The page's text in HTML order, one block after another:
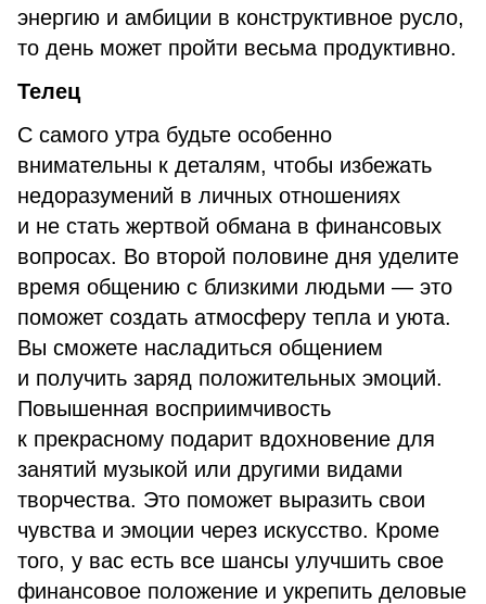
энергию и амбиции в конструктивное русло,
то день может пройти весьма продуктивно.
Телец
С самого утра будьте особенно
внимательны к деталям, чтобы избежать
недоразумений в личных отношениях
и не стать жертвой обмана в финансовых
вопросах. Во второй половине дня уделите
время общению с близкими людьми — это
поможет создать атмосферу тепла и уюта.
Вы сможете насладиться общением
и получить заряд положительных эмоций.
Повышенная восприимчивость
к прекрасному подарит вдохновение для
занятий музыкой или другими видами
творчества. Это поможет выразить свои
чувства и эмоции через искусство. Кроме
того, у вас есть все шансы улучшить свое
финансовое положение и укрепить деловые